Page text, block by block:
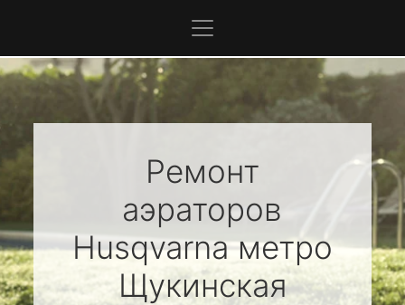
Ремонт
аэраторов
Husqvarnaметро
Щукинская